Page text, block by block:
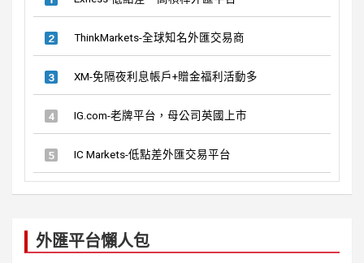
ThinkMarkets-全球知名外匯交易商
XM-免隔夜利息帳戶+贈金福利活動多
IG.com-老牌平台，母公司英國上市
IC Markets-低點差外匯交易平台
外匯平台懶人包